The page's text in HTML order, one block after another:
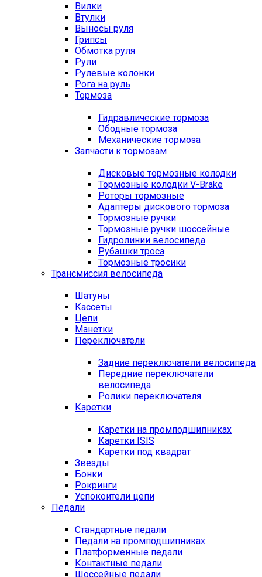
Вилки
Втулки
Выносы руля
Грипсы
Обмотка руля
Рули
Рулевые колонки
Рога на руль
Тормоза
Гидравлические тормоза
Ободные тормоза
Механические тормоза
Запчасти к тормозам
Дисковые тормозные колодки
Тормозные колодки V-Brake
Роторы тормозные
Адаптеры дискового тормоза
Тормозные ручки
Тормозные ручки шоссейные
Гидролинии велосипеда
Рубашки троса
Тормозные тросики
Трансмиссия велосипеда
Шатуны
Кассеты
Цепи
Манетки
Переключатели
Задние переключатели велосипеда
Передние переключатели
велосипеда
Ролики переключателя
Каретки
Каретки на промподшипниках
Каретки ISIS
Каретки под квадрат
Звезды
Бонки
Рокринги
Успокоители цепи
Педали
Стандартные педали
Педали на промподшипниках
Платформенные педали
Контактные педали
Шоссейные педали